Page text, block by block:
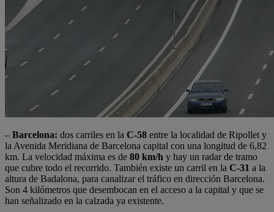
– Barcelona: dos carriles en la C-58 entre la localidad de Ripollet y
la Avenida Meridiana de Barcelona capital con una longitud de 6,82
km. La velocidad máxima es de 80 km/h y hay un radar de tramo
que cubre todo el recorrido. También existe un carril en la C-31 a la
altura de Badalona, para canalizar el tráfico en dirección Barcelona.
Son 4 kilómetros que desembocan en el acceso a la capital y que se
han señalizado en la calzada ya existente.